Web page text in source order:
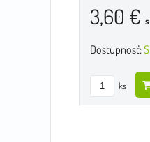
3,60 €
Dostupnosť:
ks